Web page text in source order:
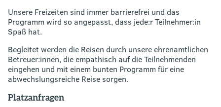
Unsere Freizeiten sind immer barrierefrei und das
Programm wird so angepasst, dass jede:r Teilnehmer:in
Spaß hat.
Begleitet werden die Reisen durch unsere ehrenamtlichen
Betreuer:innen, die empathisch auf die Teilnehmenden
eingehen und mit einem bunten Programm für eine
abwechslungsreiche Reise sorgen.
Platzanfragen